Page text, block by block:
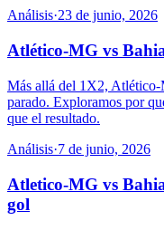
Análisis·23 de junio, 2026
Atlético-MG vs
Más allá del 1X2,
parado. Exploramos por
que el resultado.
Análisis·7 de junio, 2026
Atletico-MG vs
gol